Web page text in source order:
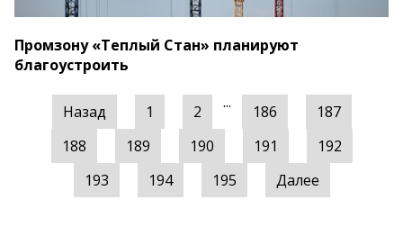
Промзону «Теплый Стан» планируют
благоустроить
Назад 1 2 ... 186
187
188
189 190 191
192
193
194 195 Далее